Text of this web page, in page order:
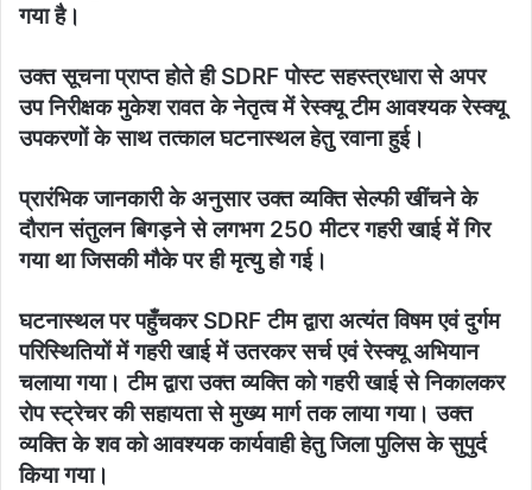
गया है।
उक्त सूचना प्राप्त होते ही SDRF पोस्ट सहस्त्रधारा से अपर
उप निरीक्षक मुकेश रावत के नेतृत्व में रेस्क्यू टीम आवश्यक रेस्क्यू
उपकरणों के साथ तत्काल घटनास्थल हेतु रवाना हुई।
प्रारंभिक जानकारी के अनुसार उक्त व्यक्ति सेल्फी खींचने के
दौरान संतुलन बिगड़ने से लगभग 250 मीटर गहरी खाई में गिर
गया था जिसकी मौके पर ही मृत्यु हो गई।
घटनास्थल पर पहुँचकर SDRF टीम द्वारा अत्यंत विषम एवं दुर्गम
परिस्थितियों में गहरी खाई में उतरकर सर्च एवं रेस्क्यू अभियान
चलाया गया। टीम द्वारा उक्त व्यक्ति को गहरी खाई से निकालकर
रोप स्ट्रेचर की सहायता से मुख्य मार्ग तक लाया गया। उक्त
व्यक्ति के शव को आवश्यक कार्यवाही हेतु जिला पुलिस के सुपुर्द
किया गया।